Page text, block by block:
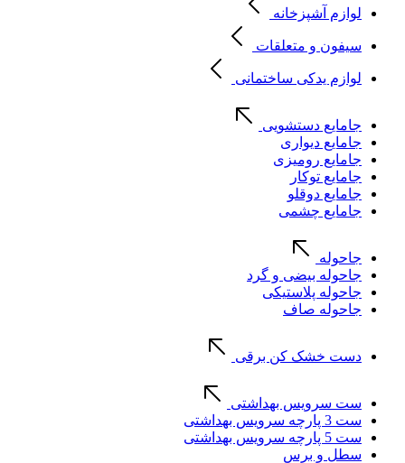
لوازم آشپزخانه
سیفون و متعلقات
لوازم یدکی ساختمانی
جامایع دستشویی
جامایع دیواری
جامایع رومیزی
جامایع توکار
جامایع دوقلو
جامایع چشمی
جاحوله
جاحوله بیضی و گرد
جاحوله پلاستیکی
جاحوله صاف
دست خشک کن برقی
ست سرویس بهداشتی
ست 3 پارچه سرویس بهداشتی
ست 5 پارچه سرویس بهداشتی
سطل و برس